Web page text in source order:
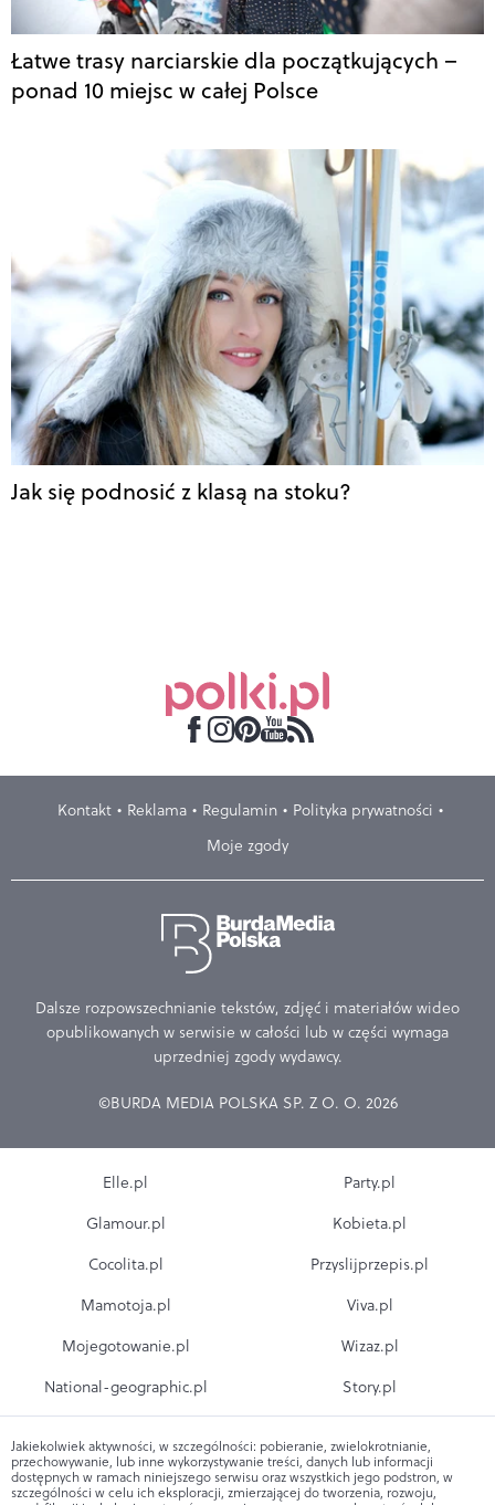
Łatwe trasy narciarskie dla początkujących –
ponad 10 miejsc w całej Polsce
Jak się podnosić z klasą na stoku?
Kontakt Reklama Regulamin
Polityka prywatności
Moje zgody
Dalsze rozpowszechnianie tekstów, zdjęć i materiałów wideo
opublikowanych w serwisie w całości lub w części wymaga
uprzedniej zgody wydawcy.
©BURDA MEDIA POLSKA SP. Z O. O. 2026
Elle.pl
Glamour.pl
Cocolita.pl
Mamotoja.pl
Mojegotowanie.pl
National-geographic.pl
Party.pl
Kobieta.pl
Przyslijprzepis.pl
Viva.pl
Wizaz.pl
Story.pl
Jakiekolwiek aktywności, w szczególności: pobieranie, zwielokrotnianie,
przechowywanie, lub inne wykorzystywanie treści, danych lub informacji
dostępnych w ramach niniejszego serwisu oraz wszystkich jego podstron, w
szczególności w celu ich eksploracji, zmierzającej do tworzenia, rozwoju,